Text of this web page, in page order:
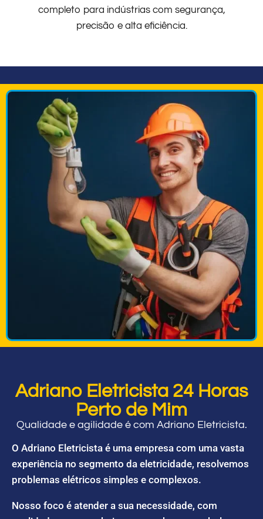
completo para indústrias com segurança,
precisão e alta eficiência.
Adriano Eletricista 24 Horas
Perto de Mim
Qualidade e agilidade é com Adriano Eletricista.
O Adriano Eletricista é uma empresa com uma vasta
experiência no segmento da eletricidade, resolvemos
problemas elétricos simples e complexos.
Nosso foco é atender a sua necessidade, com